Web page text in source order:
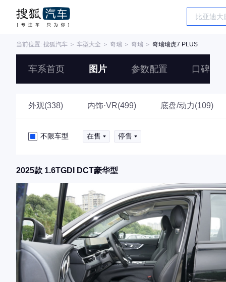
当前位置: 搜狐汽车 ＞ 车型大全 ＞ 奇瑞 ＞ 奇瑞 ＞ 奇瑞瑞虎7 PLUS
车系首页 图片 参数配置 口碑
外观(338) 内饰·VR(499) 底盘/动力(109)
不限车型 在售 停售
2025款 1.6TGDI DCT豪华型